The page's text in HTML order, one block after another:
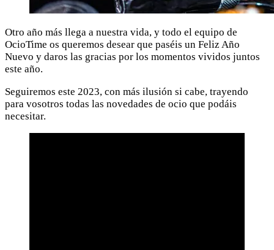
Otro año más llega a nuestra vida, y todo el equipo de
OcioTime os queremos desear que paséis un Feliz Año
Nuevo y daros las gracias por los momentos vividos juntos
este año.
Seguiremos este 2023, con más ilusión si cabe, trayendo
para vosotros todas las novedades de ocio que podáis
necesitar.